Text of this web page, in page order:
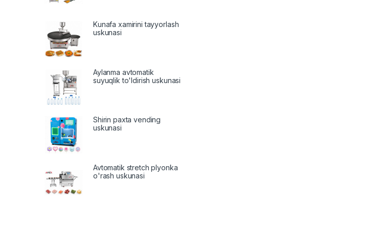
Kunafa xamirini tayyorlash
uskunasi
Aylanma avtomatik
suyuqlik to'ldirish uskunasi
Shirin paxta vending
uskunasi
Avtomatik stretch plyonka
o'rash uskunasi